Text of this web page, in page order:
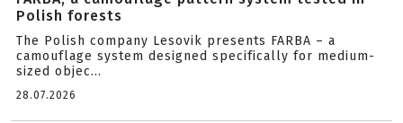
Polish forests
The Polish company Lesovik presents FARBA – a
camouflage system designed specifically for medium-
sized objec...
28.07.2026